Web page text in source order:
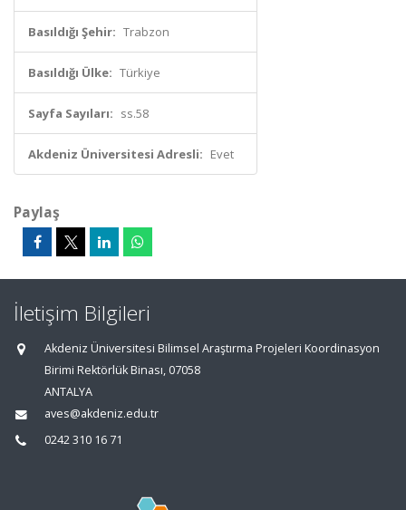
Basıldığı Şehir: Trabzon
Basıldığı Ülke: Türkiye
Sayfa Sayıları: ss.58
Akdeniz Üniversitesi Adresli: Evet
Paylaş
İletişim Bilgileri
Akdeniz Üniversitesi Bilimsel Araştırma Projeleri Koordinasyon
Birimi Rektörlük Binası, 07058
ANTALYA
aves@akdeniz.edu.tr
0242 310 16 71